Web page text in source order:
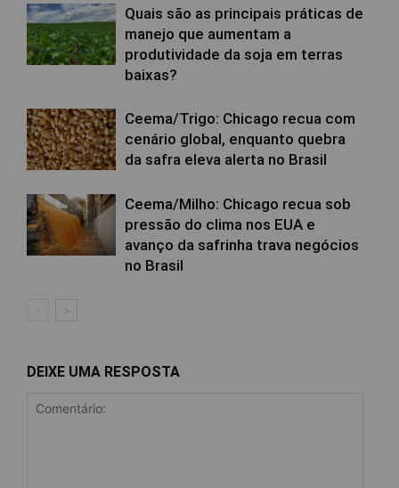
Quais são as principais práticas de
manejo que aumentam a
produtividade da soja em terras
baixas?
Ceema/Trigo: Chicago recua com
cenário global, enquanto quebra
da safra eleva alerta no Brasil
Ceema/Milho: Chicago recua sob
pressão do clima nos EUA e
avanço da safrinha trava negócios
no Brasil
DEIXE UMA RESPOSTA